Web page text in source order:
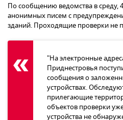
По сообщению ведомства в среду,
анонимных писем с
зданий. Проходящие проверки не
"На электронные
Приднестровья
сообщения о
устройствах.
прилегающие
объектов проверки
устройства не